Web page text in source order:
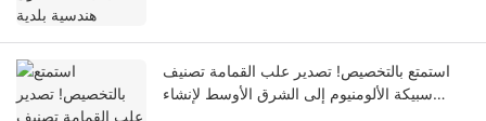
استمتع بالتخصيص! تصدير علب القمامة تصنيف
سبيكة الألومنيوم إلى الشرق الأوسط لإنشاء